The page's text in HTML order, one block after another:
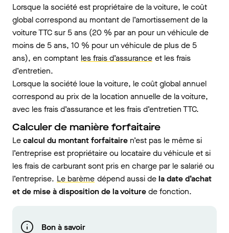
Lorsque la société est propriétaire de la voiture, le coût
global correspond au montant de l’amortissement de la
voiture TTC sur 5 ans (20 % par an pour un véhicule de
moins de 5 ans, 10 % pour un véhicule de plus de 5
ans), en comptant les frais d’assurance et les frais
d’entretien.
Lorsque la société loue la voiture, le coût global annuel
correspond au prix de la location annuelle de la voiture,
avec les frais d’assurance et les frais d’entretien TTC.
Calculer de manière forfaitaire
Lecalcul du montant forfaitaire n’est pas le même si
l’entreprise est propriétaire ou locataire du véhicule et si
les frais de carburant sont pris en charge par le salarié ou
l’entreprise. Le barème dépend aussi dela date d’achat
et de mise à disposition de la voiturede fonction.
Bon à savoir